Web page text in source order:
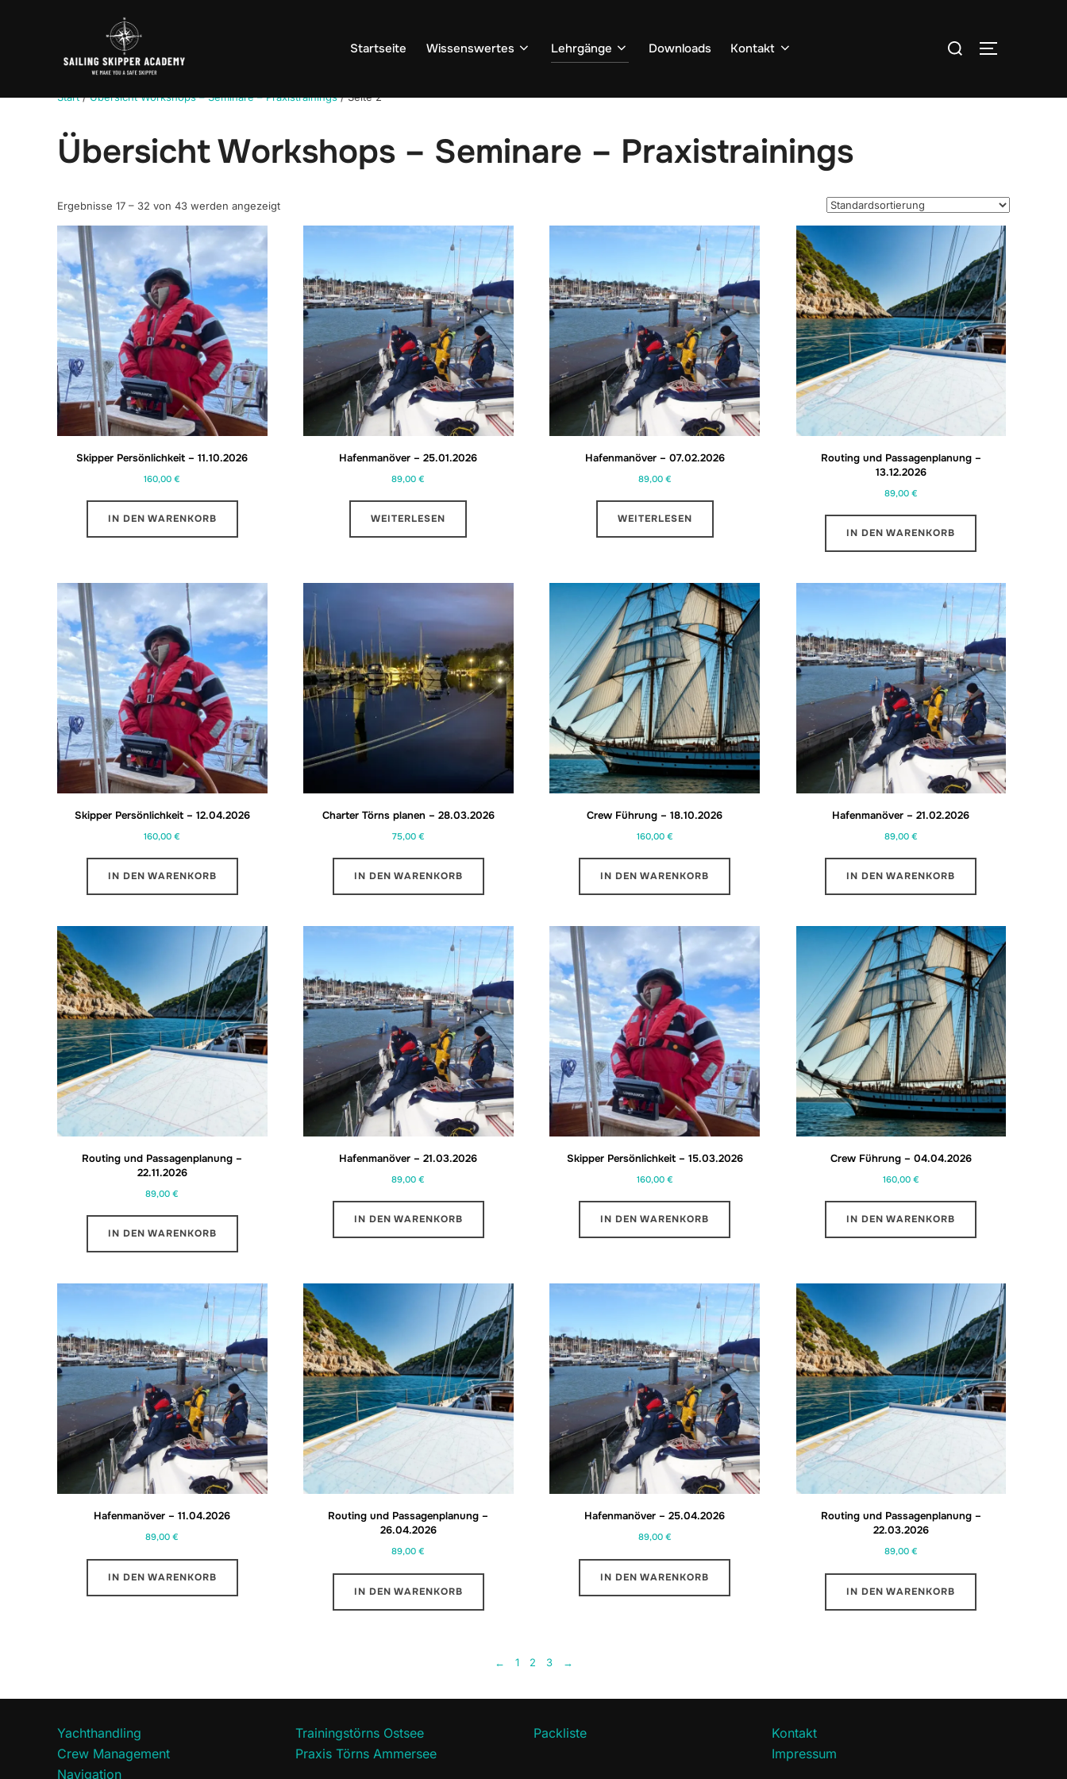
Startseite Wissenswertes Lehrgänge Downloads Kontakt
Suchen
nach:
Start/Übersicht Workshops – Seminare – Praxistrainings/ Seite 2
Übersicht Workshops – Seminare – Praxistrainings
Ergebnisse 17 – 32 von 43 werden angezeigt
Skipper Persönlichkeit – 11.10.2026
160,00€
IN DEN WARENKORB
Hafenmanöver – 25.01.2026
89,00€
WEITERLESEN
Hafenmanöver – 07.02.2026
89,00 €
WEITERLESEN
Routing und Passagenplanung –
13.12.2026
89,00 €
IN DEN WARENKORB
Skipper Persönlichkeit – 12.04.2026
160,00€
IN DEN WARENKORB
Charter Törns planen – 28.03.2026
75,00 €
IN DEN WARENKORB
Crew Führung – 18.10.2026
160,00 €
IN DEN WARENKORB
Hafenmanöver – 21.02.2026
89,00 €
IN DEN WARENKORB
Routing und Passagenplanung –
22.11.2026
89,00€
IN DEN WARENKORB
Hafenmanöver – 21.03.2026
89,00€
IN DEN WARENKORB
Skipper Persönlichkeit – 15.03.2026
160,00 €
IN DEN WARENKORB
Crew Führung – 04.04.2026
160,00 €
IN DEN WARENKORB
Hafenmanöver – 11.04.2026
89,00€
IN DEN WARENKORB
Routing und Passagenplanung –
26.04.2026
89,00€
IN DEN WARENKORB
Hafenmanöver – 25.04.2026
89,00 €
IN DEN WARENKORB
Routing und Passagenplanung –
22.03.2026
89,00 €
IN DEN WARENKORB
← 1 2 3 →
Yachthandling
Crew Management
Navigation
Trainingstörns Ostsee
Praxis Törns Ammersee
Packliste
Kontakt
Impressum